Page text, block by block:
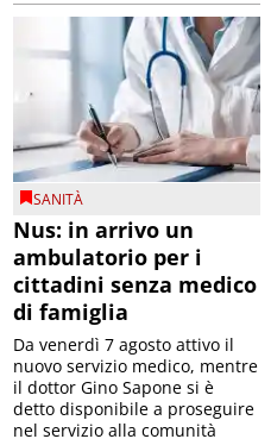
SANITÀ
Nus: in arrivo un
ambulatorio per i
cittadini senza medico
di famiglia
Da venerdì 7 agosto attivo il
nuovo servizio medico, mentre
il dottor Gino Sapone si è
detto disponibile a proseguire
nel servizio alla comunità